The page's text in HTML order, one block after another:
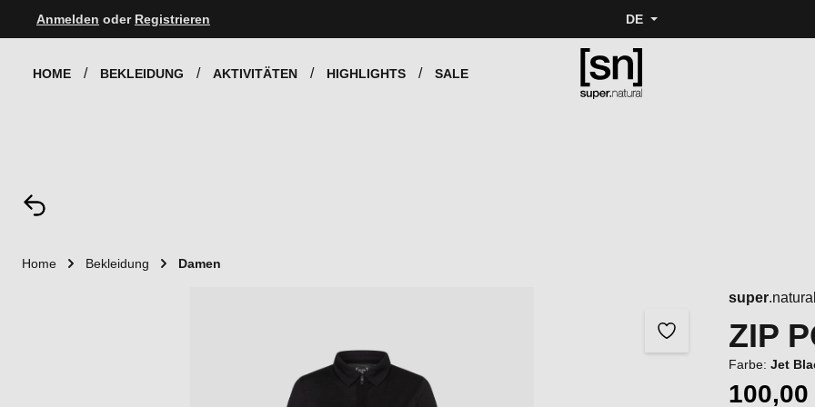
Hauptnavigation springen
Anmelden oder Registrieren DE
HOME BEKLEIDUNG AKTIVITÄTEN HIGHLIGHTS SALE
Home Bekleidung Damen
super.natural
ZIP
Farbe:Jet
100,00